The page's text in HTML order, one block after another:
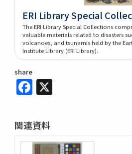
ERI Library Special
The ERI Library Special Collections
valuable materials related to disasters
volcanoes, and tsunamis held by the
Institute Library (ERI Library).
share
Facebook
関連資料